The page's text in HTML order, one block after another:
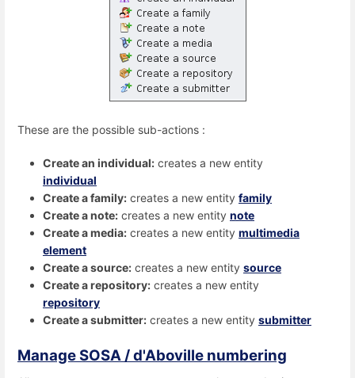
These are the possible sub-actions :
Create an individual: creates a new entity
individual
Create a family: creates a new entity family
Create a note: creates a new entity note
Create a media: creates a new entity multimedia
element
Create a source: creates a new entity source
Create a repository: creates a new entity
repository
Create a submitter: creates a new entity submitter
Manage SOSA / d'Aboville numbering